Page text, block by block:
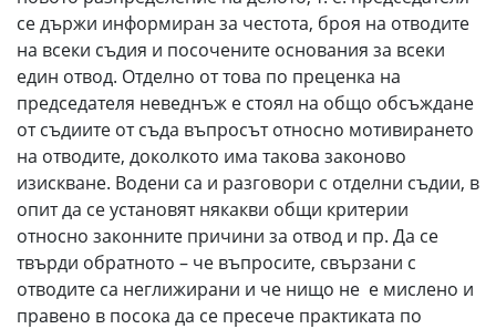
се държи информиран за честота, броя на отводите
на всеки съдия и посочените основания за всеки
един отвод. Отделно от това по преценка на
председателя неведнъж е стоял на общо обсъждане
от съдиите от съда въпросът относно мотивирането
на отводите, доколкото има такова законово
изискване. Водени са и разговори с отделни съдии, в
опит да се установят някакви общи критерии
относно законните причини за отвод и пр. Да се
твърди обратното – че въпросите, свързани с
отводите са неглижирани и че нищо не е мислено и
правено в посока да се пресече практиката по